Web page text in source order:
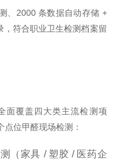
、2000 条数据自动存储 +
，符合职业卫生检测档案留
面覆盖四大类主流检测项
位甲醛现场检测：
（家具 / 塑胶 / 医药企